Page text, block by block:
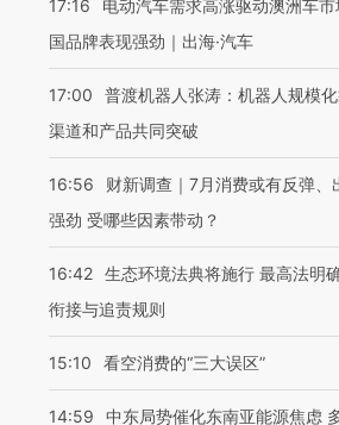
17:16
电动汽车需求高涨驱动澳洲车市
国品牌表现强劲｜出海·汽车
17:00
普渡机器人张涛：机器人规模化
渠道和产品共同突破
16:56
财新调查｜7月消费或有反弹、
强劲 受哪些因素带动？
16:42 生态环境法典将施行 最高法明
衔接与追责规则
15:10 看空消费的“三大误区”
14:59
中东局势催化东南亚能源焦虑